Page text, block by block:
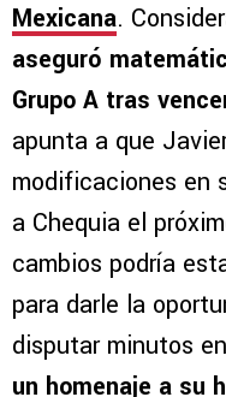
Mexicana.
aseguró
Grupo A tras
apunta a que
modificaciones en
a Chequia el
cambios podría
para darle la
disputar minutos
un homenaje a su